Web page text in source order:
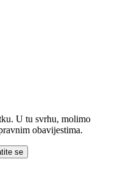
U tu svrhu, molimo
obavijestima.
se